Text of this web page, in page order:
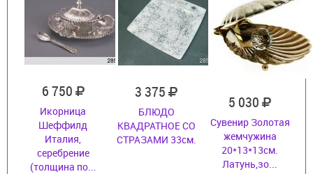
6 750
Икорница
Шеффилд
Италия,
серебрение
(толщина по...
3 375
БЛЮДО
КВАДРАТНОЕ СО
СТРАЗАМИ 33см.
5 030
Сувенир Золотая
жемчужина
20*13*13см.
Латунь,зо...